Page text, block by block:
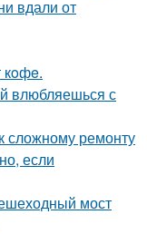
вдали от
кoфe.
влюбляешься с
сложному ремонту
если
мост